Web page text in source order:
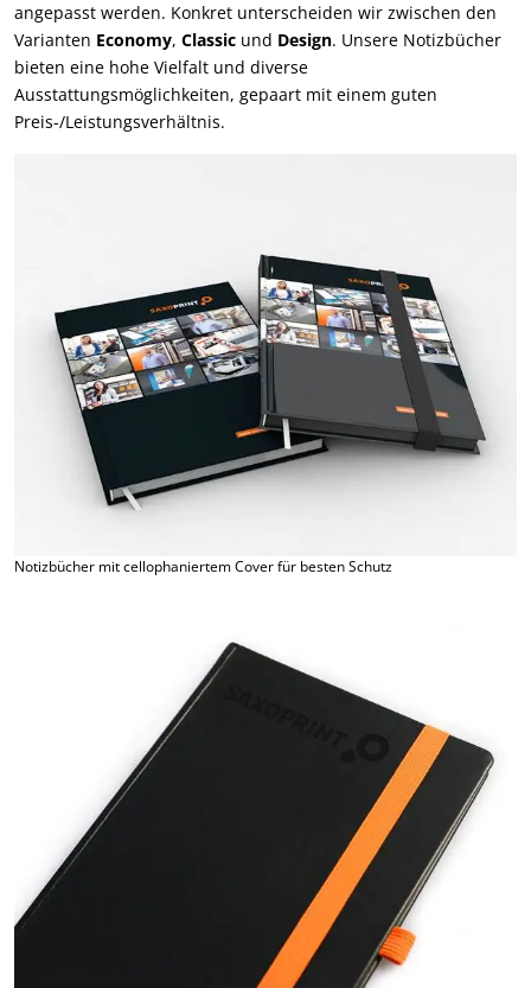
angepasst werden. Konkret unterscheiden wir zwischen den
Varianten Economy, Classic und Design. Unsere Notizbücher
bieten eine hohe Vielfalt und diverse
Ausstattungsmöglichkeiten, gepaart mit einem guten
Preis-/Leistungsverhältnis.
Notizbücher mit cellophaniertem Cover für besten Schutz